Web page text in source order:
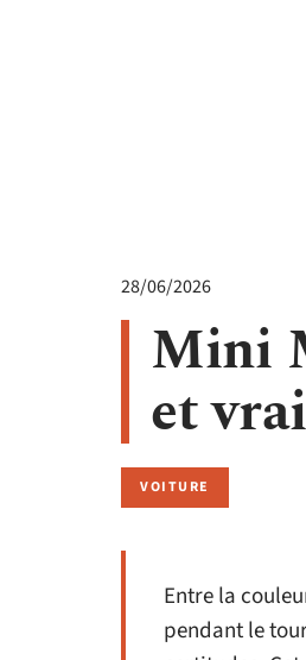
28/06/2026
Mini
et
VOITURE
Entre la
pendant le